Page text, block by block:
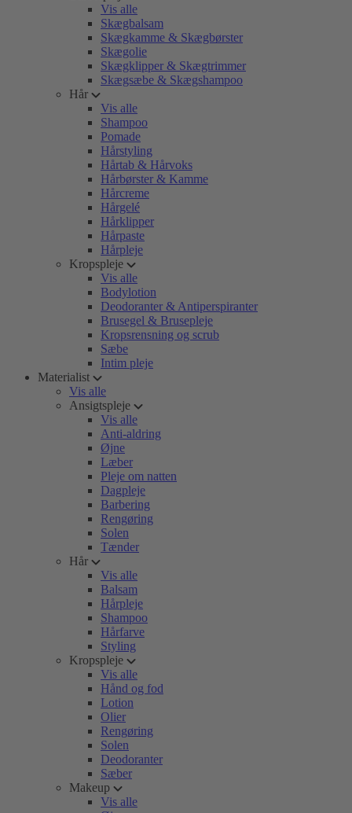
Vis alle
Skægbalsam
Skægkamme & Skægbørster
Skægolie
Skægklipper & Skægtrimmer
Skægsæbe & Skægshampoo
Hår
Vis alle
Shampoo
Pomade
Hårstyling
Hårtab & Hårvoks
Hårbørster & Kamme
Hårcreme
Hårgelé
Hårklipper
Hårpaste
Hårpleje
Kropspleje
Vis alle
Bodylotion
Deodoranter & Antiperspiranter
Brusegel & Brusepleje
Kropsrensning og scrub
Sæbe
Intim pleje
Materialist
Vis alle
Ansigtspleje
Vis alle
Anti-aldring
Øjne
Læber
Pleje om natten
Dagpleje
Barbering
Rengøring
Solen
Tænder
Hår
Vis alle
Balsam
Hårpleje
Shampoo
Hårfarve
Styling
Kropspleje
Vis alle
Hånd og fod
Lotion
Olier
Rengøring
Solen
Deodoranter
Sæber
Makeup
Vis alle